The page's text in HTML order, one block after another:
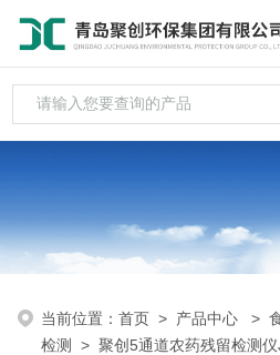
当前位置：首页 > 产品中心 >
检测
> 聚创5通道农药残留检测